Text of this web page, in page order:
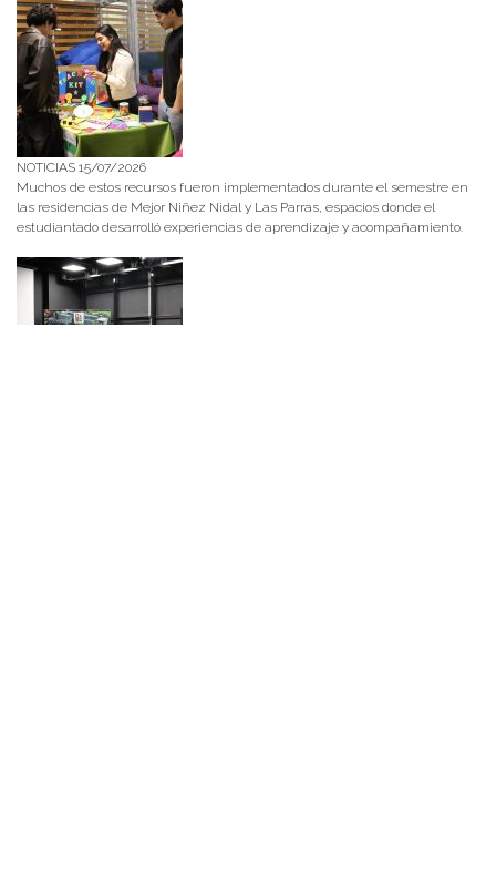
NOTICIAS 15/07/2026
Muchos de estos recursos fueron implementados durante el semestre en
las residencias de Mejor Niñez Nidal y Las Parras, espacios donde el
estudiantado desarrolló experiencias de aprendizaje y acompañamiento.